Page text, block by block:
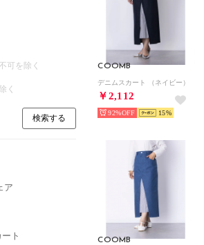
可を除く
く
ア
ト
COOMB
デニムスカート （ネイビー）
￥2,112
92% 15
COOMB